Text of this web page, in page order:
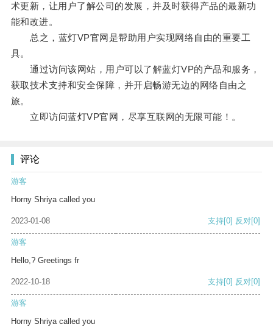
术更新，让用户了解公司的发展，并及时获得产品的最新功
能和改进。
总之，蓝灯VP官网是帮助用户实现网络自由的重要工
具。
通过访问该网站，用户可以了解蓝灯VP的产品和服务，
获取技术支持和安全保障，并开启畅游无边的网络自由之
旅。
立即访问蓝灯VP官网，尽享互联网的无限可能！。
评论
游客
Horny Shriya called you
2023-01-08 支持[0] 反对[0]
游客
Hello,? Greetings fr
2022-10-18 支持[0] 反对[0]
游客
Horny Shriya called you